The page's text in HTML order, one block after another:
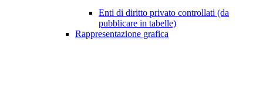
Enti di diritto privato controllati (da
pubblicare in tabelle)
Rappresentazione grafica